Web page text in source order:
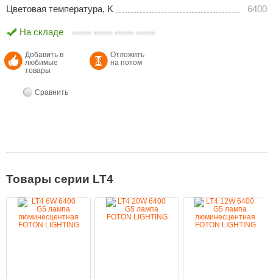
Цветовая температура, K
6400
На складе
Добавить в
любимые
товары
Отложить
на потом
Сравнить
Товары серии LT4